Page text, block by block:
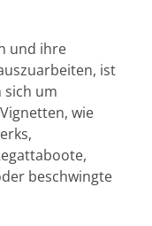
und ihre
ist
sich um
wie
beschwingte